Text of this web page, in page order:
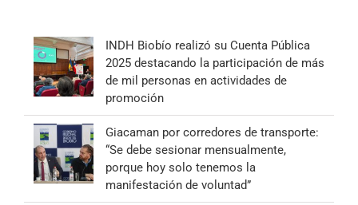
INDH Biobío realizó su Cuenta Pública
2025 destacando la participación de más
de mil personas en actividades de
promoción
Giacaman por corredores de transporte:
“Se debe sesionar mensualmente,
porque hoy solo tenemos la
manifestación de voluntad”